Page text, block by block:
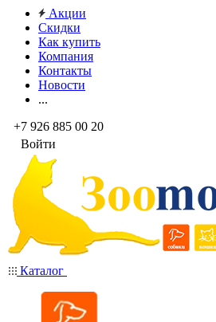
Акции
Скидки
Как купить
Компания
Контакты
Новости
...
+7 926 885 00 20
Войти
Каталог